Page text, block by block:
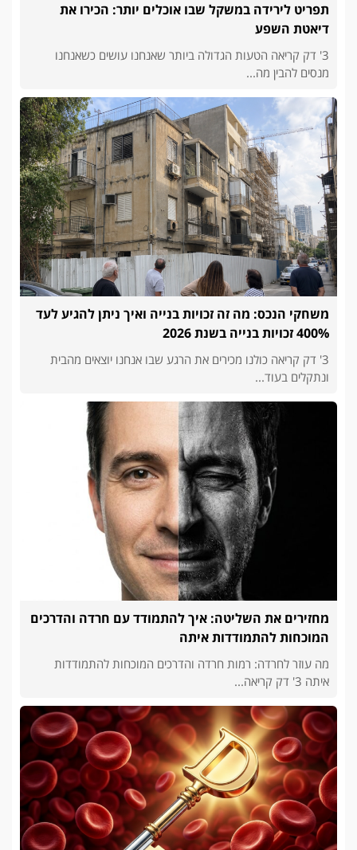
תפריט לירידה במשקל שבו אוכלים יותר: הכירו את
דיאטת השפע
3' דק קריאה הטעות הגדולה ביותר שאנחנו עושים כשאנחנו
מנסים להבין מה...
משחקי הנכס: מה זה זכויות בנייה ואיך ניתן להגיע לעד
400% זכויות בנייה בשנת 2026
3' דק קריאה כולנו מכירים את הרגע שבו אנחנו יוצאים מהבית
ונתקלים בעוד...
מחזירים את השליטה: איך להתמודד עם חרדה והדרכים
המוכחות להתמודדות איתה
מה עוזר לחרדה: רמות חרדה והדרכים המוכחות להתמודדות
איתה 3' דק קריאה...